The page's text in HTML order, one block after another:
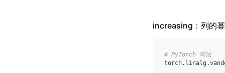
increasing：列的
# PyTorch 写法
torch. linalg .